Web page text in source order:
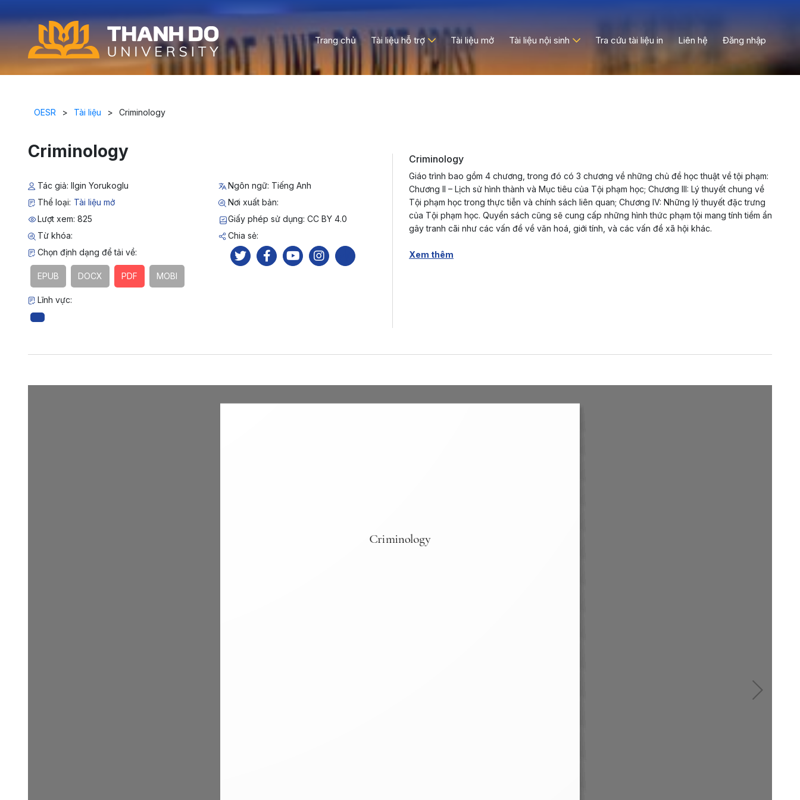
Trang chủ Tài liệu hỗ trợ Tài liệu mở Tài liệu nội sinh Tra cứu tài liệu in Liên hệ Đăng nhập
OESR > Tài liệu > Criminology
Criminology
Tác giả: Ilgin Yorukoglu
Thể loại: Tài liệu mở
Lượt xem: 825
Từ khóa:
Chọn định dạng để tải về:
EPUB DOCX PDF MOBI
Lĩnh vực:
Ngôn ngữ: Tiếng Anh
Nơi xuất bản:
Giấy phép sử dụng: CC BY 4.0
Chia sẻ:
Criminology
Giáo trình bao gồm 4 chương, trong đó có 3 chương về những chủ đề học thuật về tội phạm:
Chương II – Lịch sử hình thành và Mục tiêu của Tội phạm học; Chương III: Lý thuyết chung về
Tội phạm học trong thực tiễn và chính sách liên quan; Chương IV: Những lý thuyết đặc trưng
của Tội phạm học. Quyển sách cũng sẽ cung cấp những hình thức phạm tội mang tính tiềm ẩn
gây tranh cãi như các vấn đề về văn hoá, giới tính, và các vấn đề xã hội khác.
Xem thêm